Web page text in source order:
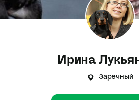
Ирина
Заречный